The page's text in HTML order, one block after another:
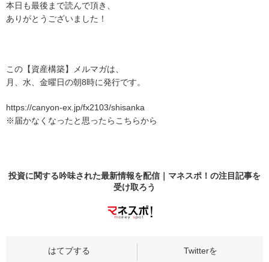
本日も最後まで読んで頂き、
ありがとうございました！
この【資産構築】メルマガは、
月、水、金曜日の朝8時に発行です。
https://canyon-ex.jp/fx2103/shisanka
※届かなくなったと思ったらこちらから
投資に関する吟味された最新情報を配信｜マネスポ！の注目記事を
受け取ろう